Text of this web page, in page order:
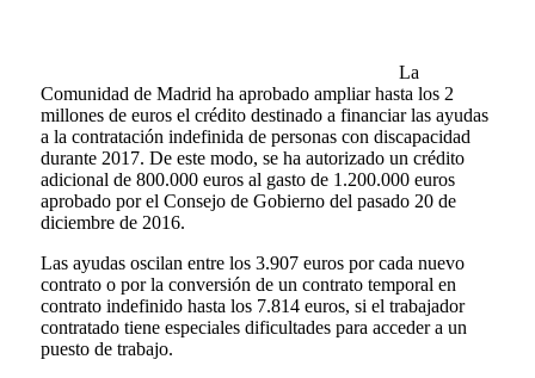
La
Comunidad de Madrid ha aprobado ampliar hasta los 2
millones de euros el crédito destinado a financiar las ayudas
a la contratación indefinida de personas con discapacidad
durante 2017. De este modo, se ha autorizado un crédito
adicional de 800.000 euros al gasto de 1.200.000 euros
aprobado por el Consejo de Gobierno del pasado 20 de
diciembre de 2016.
Las ayudas oscilan entre los 3.907 euros por cada nuevo
contrato o por la conversión de un contrato temporal en
contrato indefinido hasta los 7.814 euros, si el trabajador
contratado tiene especiales dificultades para acceder a un
puesto de trabajo.